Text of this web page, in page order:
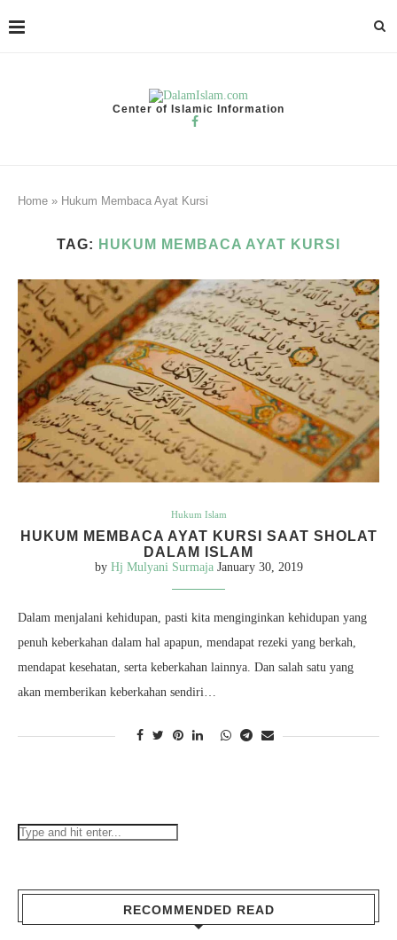
Center of Islamic Information
Home » Hukum Membaca Ayat Kursi
TAG: HUKUM MEMBACA AYAT KURSI
Hukum Islam
HUKUM MEMBACA AYAT KURSI SAAT SHOLAT
DALAM ISLAM
by Hj Mulyani Surmaja January 30, 2019
Dalam menjalani kehidupan, pasti kita menginginkan kehidupan yang
penuh keberkahan dalam hal apapun, mendapat rezeki yang berkah,
mendapat kesehatan, serta keberkahan lainnya. Dan salah satu yang
akan memberikan keberkahan sendiri…
RECOMMENDED READ